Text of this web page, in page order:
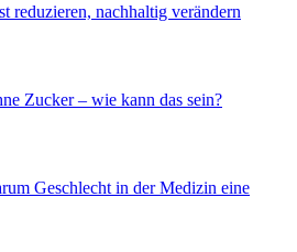
reduzieren, nachhaltig verändern
Zucker – wie kann das sein?
Geschlecht in der Medizin eine